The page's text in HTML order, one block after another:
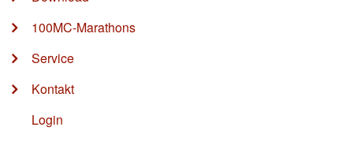
100MC-Marathons
Service
Kontakt
Login